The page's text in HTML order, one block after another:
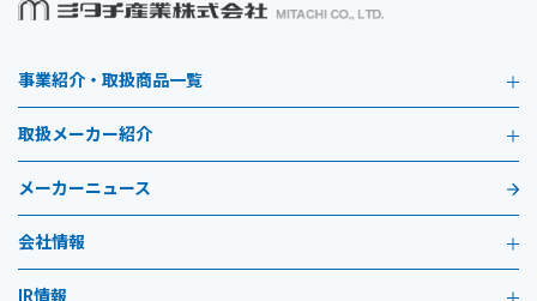
事業紹介・取扱商品一覧
取扱メーカー紹介
メーカーニュース
会社情報
IR情報